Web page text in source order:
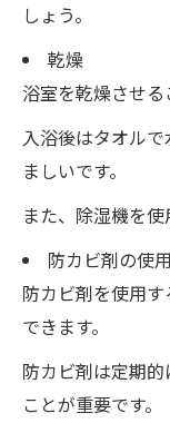
しょう。
乾燥
浴室を乾燥させる
入浴後はタオル
ましいです。
また、除湿機を使
防カビ剤の使用
防カビ剤を使用
できます。
防カビ剤は定期
ことが重要です。